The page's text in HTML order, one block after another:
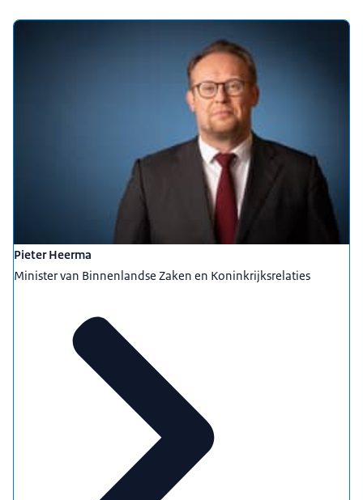
Pieter Heerma
Minister van Binnenlandse Zaken en Koninkrijksrelaties